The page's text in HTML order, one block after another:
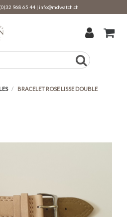
968 65 44| info@mdwatch.ch
BRACELET ROSE LISSE DOUBLE